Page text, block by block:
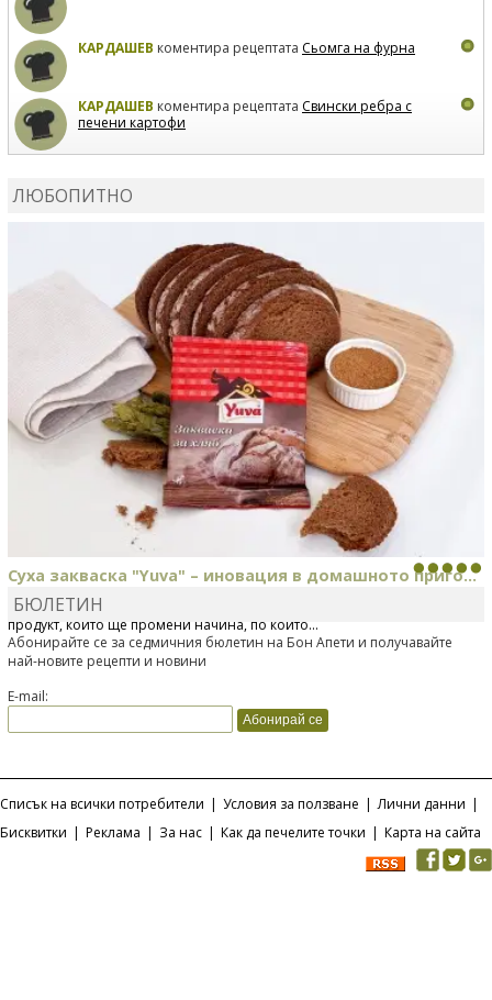
КАРДАШЕВ коментира рецептата Сьомга на фурна
КАРДАШЕВ коментира рецептата Свински ребра с
печени картофи
ЛЮБОПИТНО
Суха закваска "Yuva" – иновация в домашното приго...
Отскоро Лесафр България стартира предлагането на изцяло нов
продукт, който ще промени начина, по който...
БЮЛЕТИН
Абонирайте се за седмичния бюлетин на Бон Апети и получавайте
най-новите рецепти и новини
E-mail:
Списък на всички потребители | Условия за ползване | Лични данни |
Бисквитки | Реклама | За нас | Как да печелите точки | Карта на сайта